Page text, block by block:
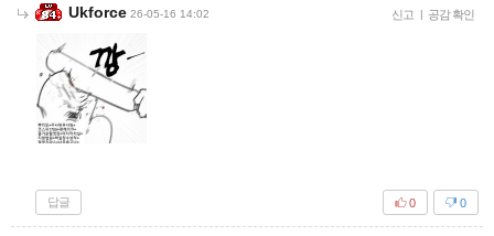
Ukforce 26-05-16 14:02 신고 | 공감 확인
답글 0
0